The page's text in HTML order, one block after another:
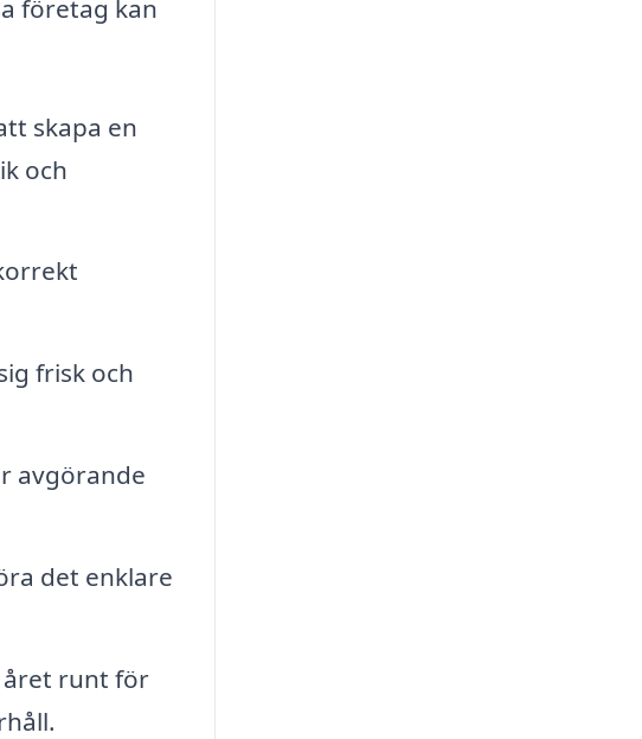
företag kan
skapa en
och
frisk och
avgörande
det enklare
året runt för